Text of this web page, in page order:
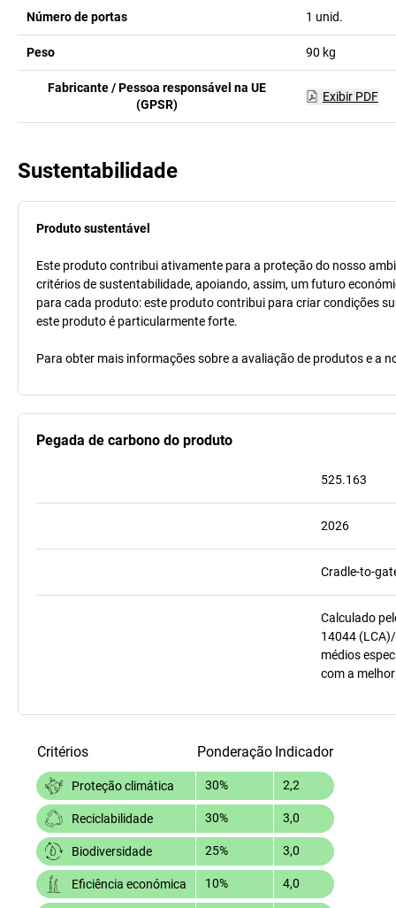
Número de portas 1 unid.
Peso 90 kg
Fabricante / Pessoa responsável na UE
(GPSR)
Exibir PDF
Sustentabilidade
Produto sustentável
Este produto contribui ativamente para a proteção do nosso
critérios de sustentabilidade, apoiando, assim, um futuro
para cada produto: este produto contribui para criar condições
este produto é particularmente forte.
Para obter mais informações sobre a avaliação de produtos e a
Pegada de carbono do produto
525.163
2026
Cradle-to-
Calculado
14044
médios
com a
Critérios Ponderação Indicador
Proteção climática 30% 2,2
Reciclabilidade 30% 3,0
Biodiversidade 25% 3,0
Eficiência económica 10% 4,0